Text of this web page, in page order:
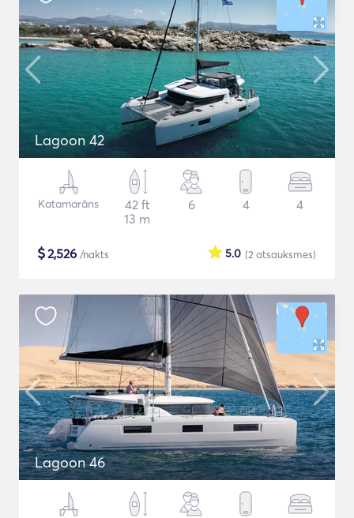
Lagoon 42
Katamarāns
42 ft
13 m
6 4 4
$2,526 /nakts (2 atsauksmes)
5.0
Lagoon 46